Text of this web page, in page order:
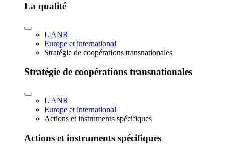
La qualité
L'ANR
Europe et international
Stratégie de coopérations transnationales
Stratégie de coopérations transnationales
L'ANR
Europe et international
Actions et instruments spécifiques
Actions et instruments spécifiques